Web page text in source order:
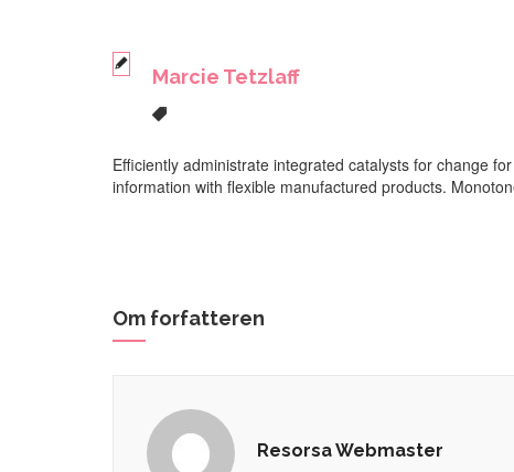
Marcie Tetzlaff
Efficiently administrate integrated catalysts for change
information with flexible manufactured products.
Om forfatteren
Resorsa Webmaster